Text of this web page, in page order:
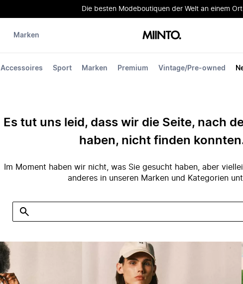
Die besten Modeboutiquen der Welt an einem Ort
Accessoires Sport Marken Premium Vintage/Pre-owned
Marken
Es tut uns leid, dass wir die Seite, nach
haben, nicht finden
Im Moment haben wir nicht, was Sie gesucht haben, aber
anderes in unseren Marken und Kategorien